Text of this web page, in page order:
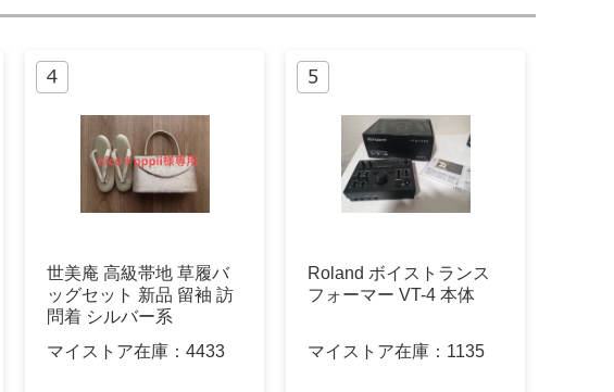
世美庵 高級帯地 草履バ
ッグセット 新品 留袖 訪
問着 シルバー系
マイストア在庫： 4433
Roland ボイストランス
フォーマー VT-4 本体
マイストア在庫： 1135